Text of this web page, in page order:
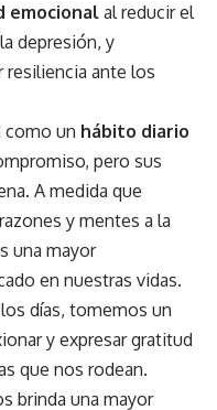
emocionalal reducir el
depresión, y
resiliencia ante los
como un hábito diario
pero sus
A medida que
y mentes a la
una mayor
en nuestras vidas.
días, tomemos un
y expresar gratitud
que nos rodean.
brinda una mayor